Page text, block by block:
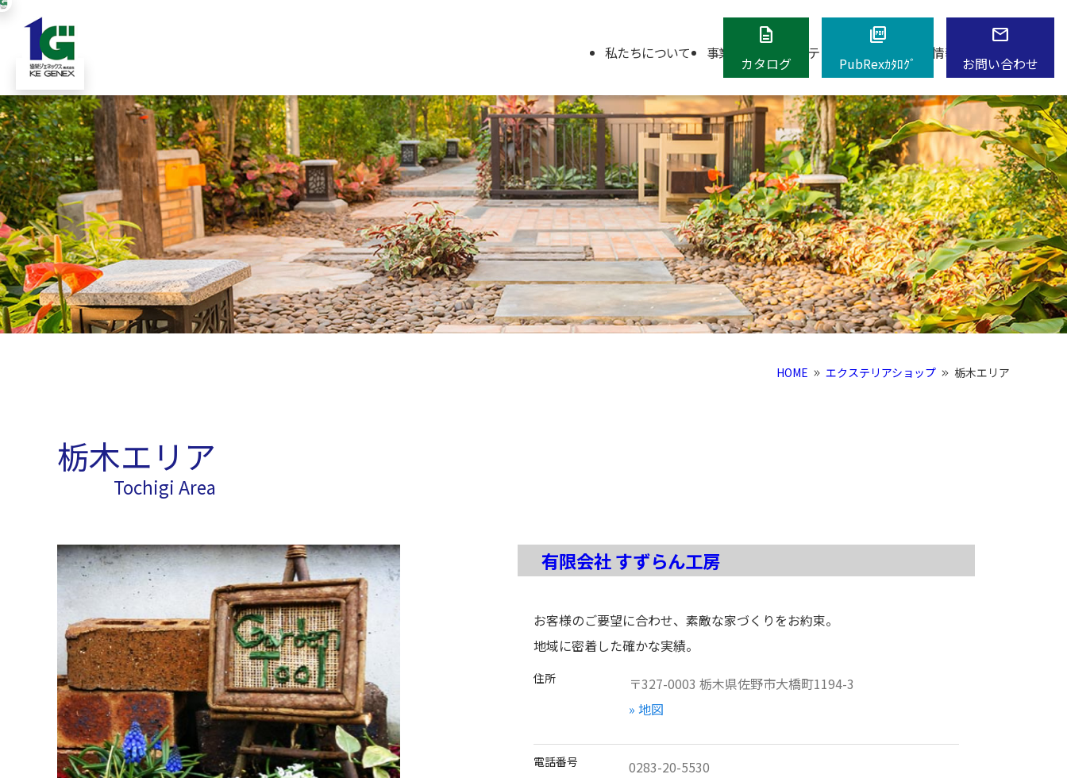
私たちについて 事業内容 エクステリアショップ 採用情報
description
カタログ
picture_as_pdf
PubRexｶﾀﾛｸﾞ
mail
お問い合わせ
HOME エクステリアショップ 栃木エリア
栃木エリア
Tochigi Area
有限会社 すずらん工房
お客様のご要望に合わせ、素敵な家づくりをお約束。
地域に密着した確かな実績。
住所 〒327-0003 栃木県佐野市大橋町1194-3
» 地図
電話番号 0283-20-5530